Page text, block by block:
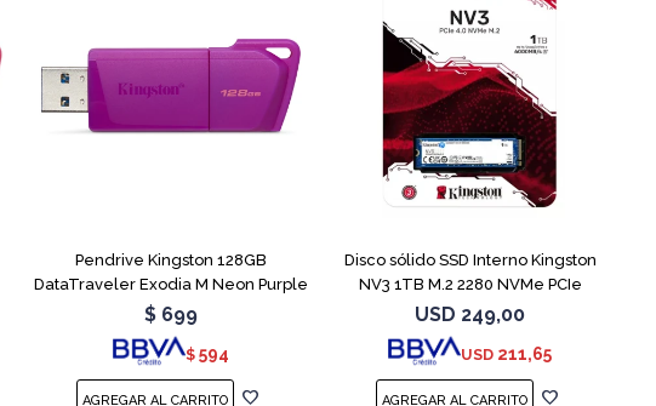
Pendrive Kingston 128GB
DataTraveler Exodia M Neon Purple
$ 699
$ 594
Disco sólido SSD Interno Kingston
NV3 1TB M.2 2280 NVMe PCIe
USD 249,00
USD 211,65